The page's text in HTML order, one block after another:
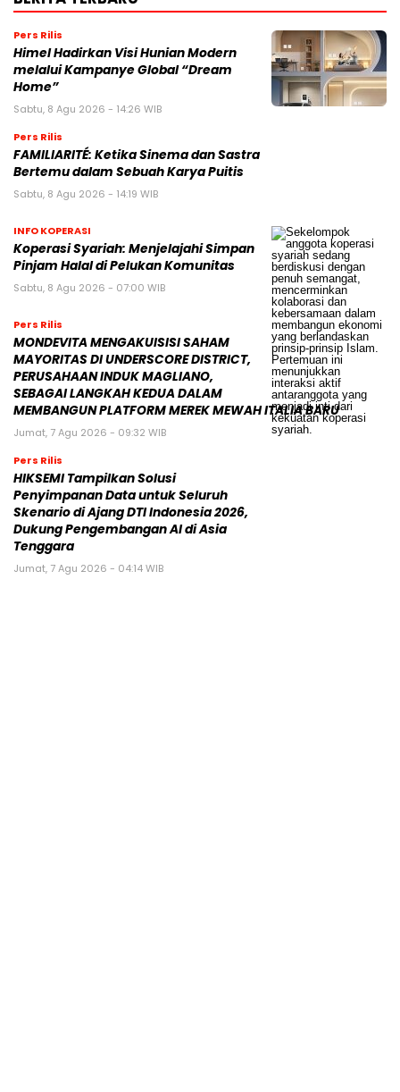
Pers Rilis
Himel Hadirkan Visi Hunian Modern
melalui Kampanye Global “Dream
Home”
Sabtu, 8 Agu 2026 - 14:26 WIB
Pers Rilis
FAMILIARITÉ: Ketika Sinema dan Sastra
Bertemu dalam Sebuah Karya Puitis
Sabtu, 8 Agu 2026 - 14:19 WIB
INFO KOPERASI
Koperasi Syariah: Menjelajahi Simpan
Pinjam Halal di Pelukan Komunitas
Sabtu, 8 Agu 2026 - 07:00 WIB
Pers Rilis
MONDEVITA MENGAKUISISI SAHAM
MAYORITAS DI UNDERSCORE DISTRICT,
PERUSAHAAN INDUK MAGLIANO,
SEBAGAI LANGKAH KEDUA DALAM
MEMBANGUN PLATFORM MEREK MEWAH ITALIA BARU
Jumat, 7 Agu 2026 - 09:32 WIB
Pers Rilis
HIKSEMI Tampilkan Solusi
Penyimpanan Data untuk Seluruh
Skenario di Ajang DTI Indonesia 2026,
Dukung Pengembangan AI di Asia
Tenggara
Jumat, 7 Agu 2026 - 04:14 WIB